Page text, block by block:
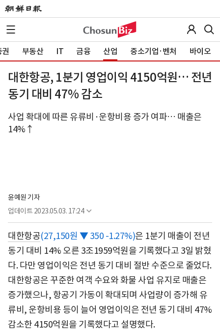
부동산 IT 금융 산업 중소기업·벤처 바이오
대한항공, 1분기 영업이익 4150억원… 전년
동기 대비 47% 감소
사업 확대에 따른 유류비·운항비용 증가 여파… 매출은
14%↑
윤예원 기자
업데이트 2023.05.03. 17:24
대한항공(27,150원 ▼ 350 -1.27%)은 1분기 매출이 전년
동기 대비 14% 오른 3조1959억원을 기록했다고 3일 밝혔
다. 다만 영업이익은 전년 동기 대비 절반 수준으로 줄었다.
대한항공은 꾸준한 여객 수요와 화물 사업 유지로 매출은
증가했으나, 항공기 가동이 확대되며 사업량이 증가해 유
류비, 운항비용 등이 늘어 영업이익은 전년 동기 대비 47%
감소한 4150억원을 기록했다고 설명했다.